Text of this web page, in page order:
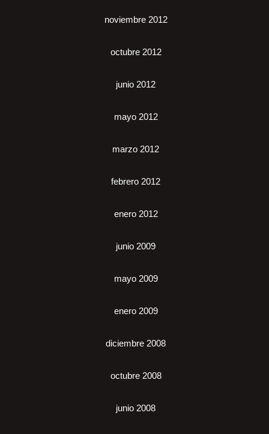
noviembre 2012
octubre 2012
junio 2012
mayo 2012
marzo 2012
febrero 2012
enero 2012
junio 2009
mayo 2009
enero 2009
diciembre 2008
octubre 2008
junio 2008